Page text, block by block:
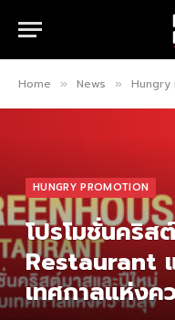
Home » News » Hungry
HUNGRY PROMOTION
โปรโมชั่นคริส
Restaurant
เทศกาลแห่งค